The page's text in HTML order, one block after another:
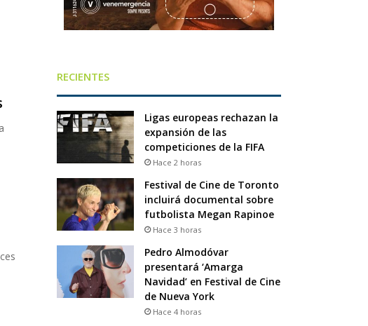
RECIENTES
Ligas europeas rechazan la
expansión de las
competiciones de la FIFA
Hace 2 horas
Festival de Cine de Toronto
incluirá documental sobre
futbolista Megan Rapinoe
Hace 3 horas
Pedro Almodóvar
presentará ‘Amarga
Navidad’ en Festival de Cine
de Nueva York
Hace 4 horas